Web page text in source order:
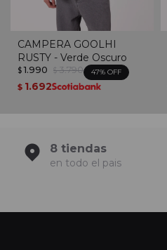
CAMPERA GOOLHI
RUSTY - Verde Oscuro
$ 1.990 $ 3.790 47
$ 1.692
8 tiendas
en todo el pais